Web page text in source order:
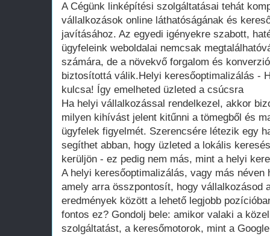
A Cégünk linképítési szolgáltatásai tehát
vállalkozások online láthatóságának és
javításához. Az egyedi igényekre szabott,
ügyfeleink weboldalai nemcsak
számára, de a növekvő forgalom és
biztosítottá válik.Helyi keresőoptimalizálás -
kulcsa! Így emelheted üzleted a csúcsra
Ha helyi vállalkozással rendelkezel, akkor
milyen kihívást jelent kitűnni a tömegből és
ügyfelek figyelmét. Szerencsére létezik egy
segíthet abban, hogy üzleted a lokális
kerüljön - ez pedig nem más, mint a helyi
A helyi keresőoptimalizálás, vagy más
amely arra összpontosít, hogy vállalkozásod
eredmények között a lehető legjobb
fontos ez? Gondolj bele: amikor valaki a
szolgáltatást, a keresőmotorok, mint a